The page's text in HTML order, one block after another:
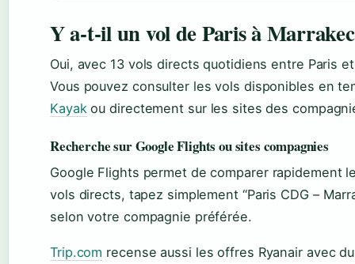
Y a-t-il un vol de Paris à
Oui, avec 13 vols directs quotidiens entre Paris
Vous pouvez consulter les vols disponibles en
Kayakou directement sur les sites des
Recherche sur Google Flights ou sites compagnies
Google Flights permet de comparer rapidement
vols directs, tapez simplement “Paris CDG –
selon votre compagnie préférée.
Trip.com recense aussi les offres Ryanair avec